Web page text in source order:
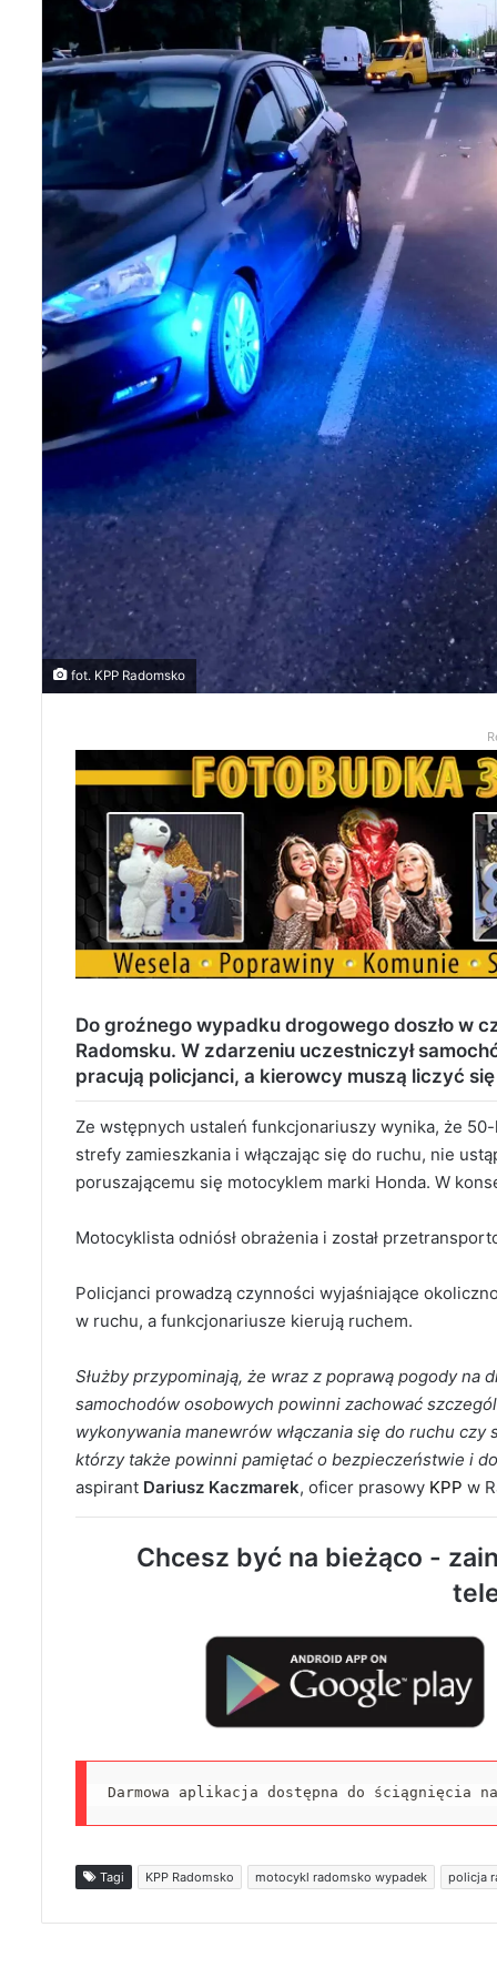
fot. KPP Radomsko
Do groźnego wypadku drogowego doszło w
Radomsku. W zdarzeniu uczestniczył
pracują policjanci, a kierowcy muszą liczyć
Ze wstępnych ustaleń funkcjonariuszy wynika, że
strefy zamieszkania i włączając się do ruchu, nie
poruszającemu się motocyklem marki Honda. W
Motocyklista odniósł obrażenia i został
Policjanci prowadzą czynności wyjaśniające
w ruchu, a funkcjonariusze kierują ruchem.
Służby przypominają, że wraz z poprawą pogody
samochodów osobowych powinni zachować
wykonywania manewrów włączania się do ruchu
którzy także powinni pamiętać o bezpieczeństwie i
aspirant Dariusz Kaczmarek, oficer prasowy KPP w
Chcesz być na bieżąco -
Darmowa aplikacja dostępna do ściągnięcia
Tagi KPP Radomsko motocykl radomsko wypadek policja